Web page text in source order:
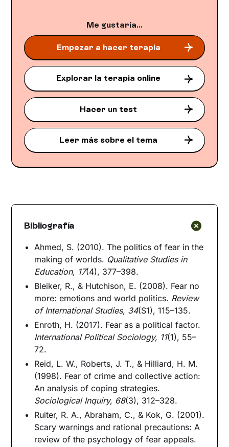
Me gustaría...
Empezar a hacer terapia
Explorar la terapia online
Hacer un test
Leer más sobre el tema
Bibliografía
Ahmed, S. (2010). The politics of fear in the
making of worlds. Qualitative Studies in
Education, 17(4), 377–398.
Bleiker, R., & Hutchison, E. (2008). Fear no
more: emotions and world politics. Review
of International Studies, 34(S1), 115–135.
Enroth, H. (2017). Fear as a political factor.
International Political Sociology, 11(1), 55–
72.
Reid, L. W., Roberts, J. T., & Hilliard, H. M.
(1998). Fear of crime and collective action:
An analysis of coping strategies.
Sociological Inquiry, 68(3), 312–328.
Ruiter, R. A., Abraham, C., & Kok, G. (2001).
Scary warnings and rational precautions: A
review of the psychology of fear appeals.